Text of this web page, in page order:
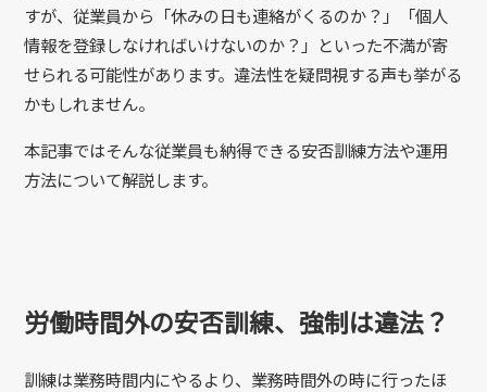
すが、従業員から「休みの日も連絡がくるのか？」「個人
情報を登録しなければいけないのか？」といった不満が寄
せられる可能性があります。違法性を疑問視する声も挙がる
かもしれません。
本記事ではそんな従業員も納得できる安否訓練方法や運用
方法について解説します。
労働時間外の安否訓練、強制は違法？
訓練は業務時間内にやるより、業務時間外の時に行ったほ